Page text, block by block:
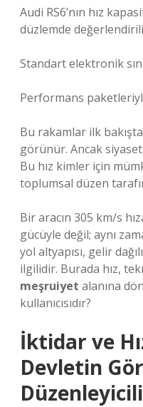
Audi RS6’nın hız
düzlemde
Standart elektronik
Performans
Bu rakamlar ilk
görünür. Ancak
Bu hız kimler için
toplumsal düzen
Bir aracın 305 km/s
gücüyle değil; aynı
yol altyapısı, gelir
ilgilidir. Burada hız,
meşruiyet alanına
kullanıcısıdır?
İktidar ve
Devletin